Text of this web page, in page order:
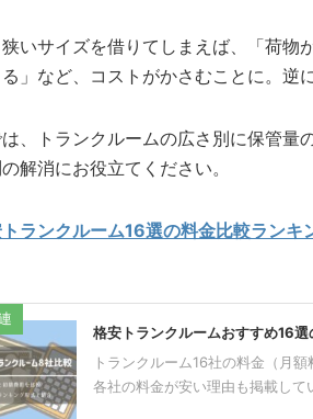
狭いサイズを借りてしまえば、「荷物
」など、コストがかさむことに。逆
、トランクルームの広さ別に保管量
解消にお役立てください。
ランクルーム16選の料金比較ラン
格安トランクルームおすすめ16
トランクルーム16社の料金（月
各社の料金が安い理由も掲載し